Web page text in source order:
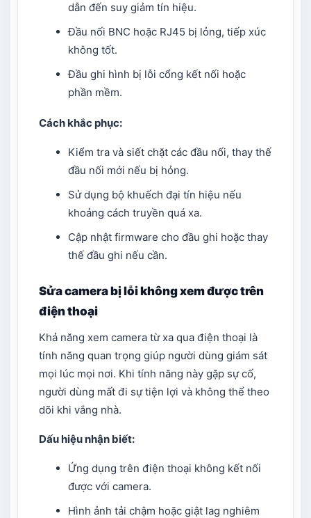
dẫn đến suy giảm tín hiệu.
Đầu nối BNC hoặc RJ45 bị lỏng, tiếp xúc
không tốt.
Đầu ghi hình bị lỗi cổng kết nối hoặc
phần mềm.
Cách khắc phục:
Kiểm tra và siết chặt các đầu nối, thay thế
đầu nối mới nếu bị hỏng.
Sử dụng bộ khuếch đại tín hiệu nếu
khoảng cách truyền quá xa.
Cập nhật firmware cho đầu ghi hoặc thay
thế đầu ghi nếu cần.
Sửa camera bị lỗi không xem được trên
điện thoại
Khả năng xem camera từ xa qua điện thoại là
tính năng quan trọng giúp người dùng giám sát
mọi lúc mọi nơi. Khi tính năng này gặp sự cố,
người dùng mất đi sự tiện lợi và không thể theo
dõi khi vắng nhà.
Dấu hiệu nhận biết:
Ứng dụng trên điện thoại không kết nối
được với camera.
Hình ảnh tải chậm hoặc giật lag nghiêm